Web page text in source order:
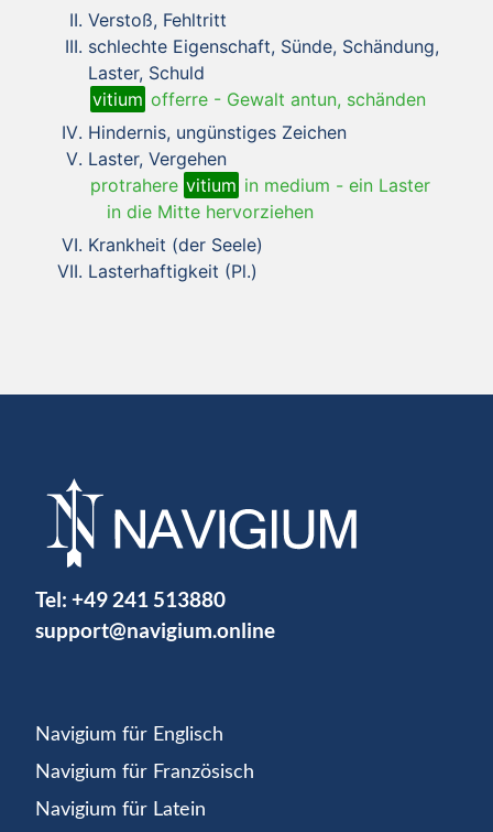
Verstoß, Fehltritt
schlechte Eigenschaft, Sünde, Schändung,
Laster, Schuld
vitium offerre - Gewalt antun, schänden
Hindernis, ungünstiges Zeichen
Laster, Vergehen
protrahere vitium in medium - ein Laster
in die Mitte hervorziehen
Krankheit (der Seele)
Lasterhaftigkeit (Pl.)
Tel: +49 241 513880
support@navigium.online
Navigium für Englisch
Navigium für Französisch
Navigium für Latein